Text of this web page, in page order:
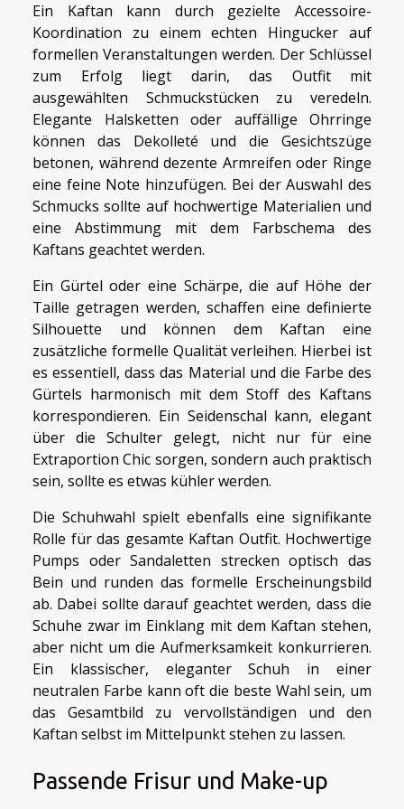
Ein Kaftan kann durch gezielte Accessoire-
Koordination zu einem echten Hingucker auf
formellen Veranstaltungen werden. Der Schlüssel
zum Erfolg liegt darin, das Outfit mit
ausgewählten Schmuckstücken zu veredeln.
Elegante Halsketten oder auffällige Ohrringe
können das Dekolleté und die Gesichtszüge
betonen, während dezente Armreifen oder Ringe
eine feine Note hinzufügen. Bei der Auswahl des
Schmucks sollte auf hochwertige Materialien und
eine Abstimmung mit dem Farbschema des
Kaftans geachtet werden.
Ein Gürtel oder eine Schärpe, die auf Höhe der
Taille getragen werden, schaffen eine definierte
Silhouette und können dem Kaftan eine
zusätzliche formelle Qualität verleihen. Hierbei ist
es essentiell, dass das Material und die Farbe des
Gürtels harmonisch mit dem Stoff des Kaftans
korrespondieren. Ein Seidenschal kann, elegant
über die Schulter gelegt, nicht nur für eine
Extraportion Chic sorgen, sondern auch praktisch
sein, sollte es etwas kühler werden.
Die Schuhwahl spielt ebenfalls eine signifikante
Rolle für das gesamte Kaftan Outfit. Hochwertige
Pumps oder Sandaletten strecken optisch das
Bein und runden das formelle Erscheinungsbild
ab. Dabei sollte darauf geachtet werden, dass die
Schuhe zwar im Einklang mit dem Kaftan stehen,
aber nicht um die Aufmerksamkeit konkurrieren.
Ein klassischer, eleganter Schuh in einer
neutralen Farbe kann oft die beste Wahl sein, um
das Gesamtbild zu vervollständigen und den
Kaftan selbst im Mittelpunkt stehen zu lassen.
Passende Frisur und Make-up